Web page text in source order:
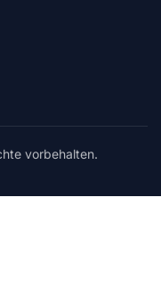
vorbehalten.